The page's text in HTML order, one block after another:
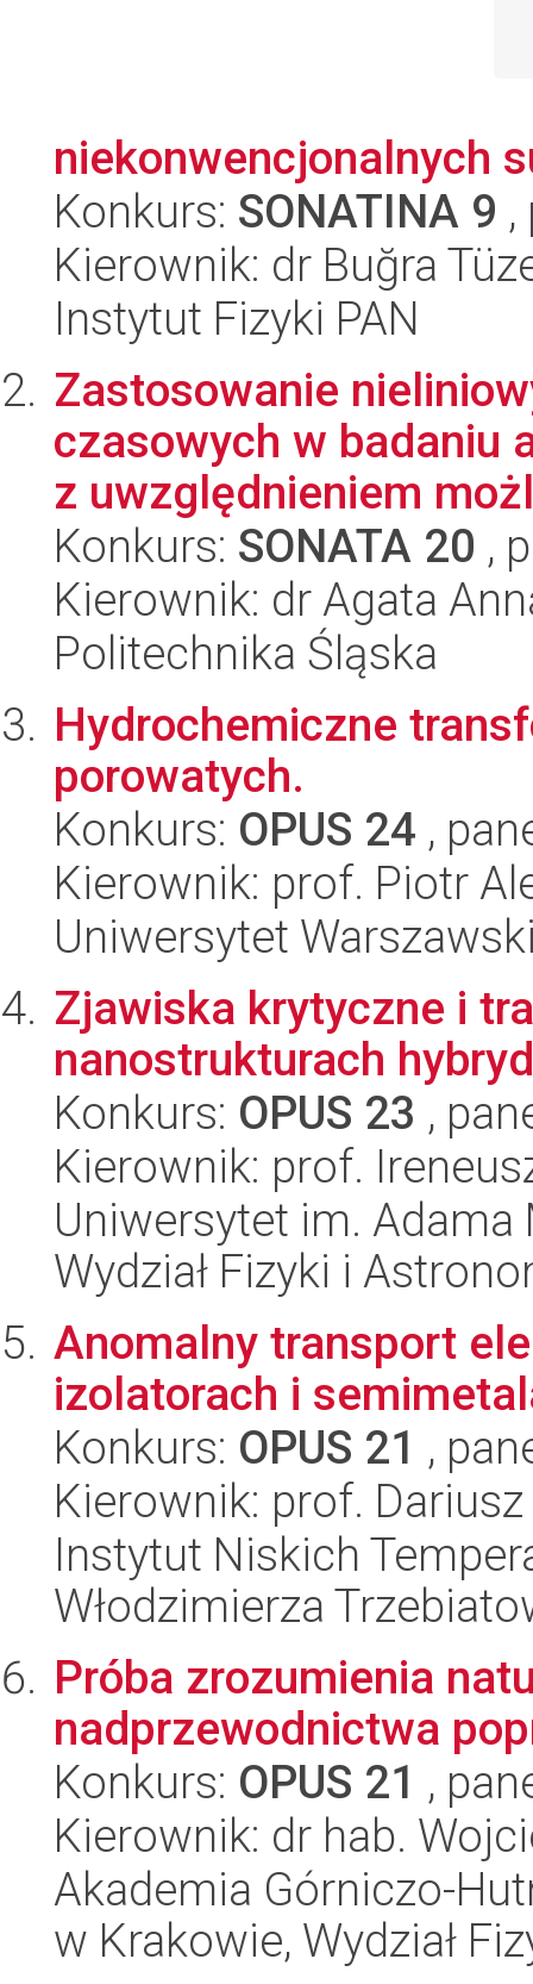
niekonwencjonalnych
Konkurs: SONATINA 9
Kierownik: dr Buğra
Instytut Fizyki PAN
Zastosowanie
czasowych w badaniu
z uwzględnieniem
Konkurs: SONATA 20 ,
Kierownik: dr Agata
Politechnika Śląska
Hydrochemiczne
porowatych.
Konkurs: OPUS 24 ,
Kierownik: prof. Piotr
Uniwersytet
Zjawiska krytyczne i
nanostrukturach
Konkurs: OPUS 23 ,
Kierownik: prof.
Uniwersytet im.
Wydział Fizyki i
Anomalny transport
izolatorach i
Konkurs: OPUS 21 ,
Kierownik: prof.
Instytut Niskich
Włodzimierza
Próba zrozumienia
nadprzewodnictwa
Konkurs: OPUS 21 ,
Kierownik: dr hab.
Akademia Górniczo-
w Krakowie, Wydział